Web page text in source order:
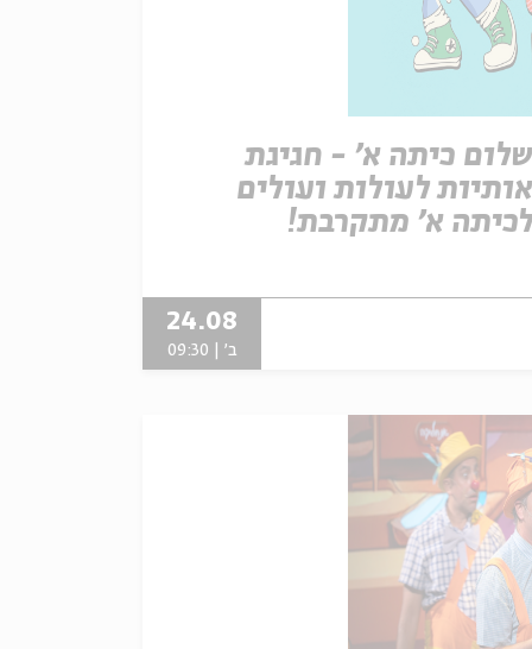
שלום כיתה א' - חגיגת
אותיות לעולות ועולים
לכיתה א' מתקרבת!
24.08
ב' | 09:30